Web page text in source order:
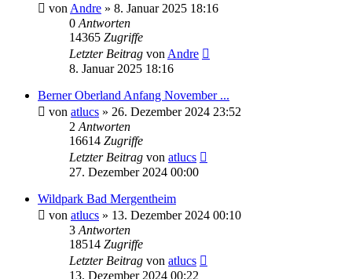
von Andre » 8. Januar 2025 18:16
0 Antworten
14365 Zugriffe
Letzter Beitrag von Andre
8. Januar 2025 18:16
Berner Oberland Anfang November ...
von atlucs » 26. Dezember 2024 23:52
2 Antworten
16614 Zugriffe
Letzter Beitrag von atlucs
27. Dezember 2024 00:00
Wildpark Bad Mergentheim
von atlucs » 13. Dezember 2024 00:10
3 Antworten
18514 Zugriffe
Letzter Beitrag von atlucs
13. Dezember 2024 00:22